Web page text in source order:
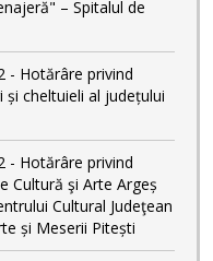
– Spitalul de
- Hotărâre privind
cheltuieli al județului
- Hotărâre privind
Cultură şi Arte Argeș
Cultural Judeţean
și Meserii Pitești